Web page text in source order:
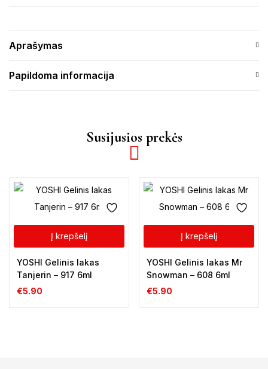
Aprašymas
Papildoma informacija
Susijusios prekės
Į krepšelį
YOSHI Gelinis lakas
Tanjerin – 917 6ml
€5.90
Į krepšelį
YOSHI Gelinis lakas Mr
Snowman – 608 6ml
€5.90